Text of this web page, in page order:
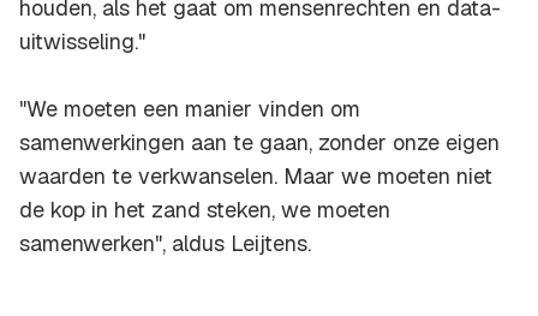
houden, als het gaat om mensenrechten en data-
uitwisseling."
"We moeten een manier vinden om
samenwerkingen aan te gaan, zonder onze eigen
waarden te verkwanselen. Maar we moeten niet
de kop in het zand steken, we moeten
samenwerken", aldus Leijtens.